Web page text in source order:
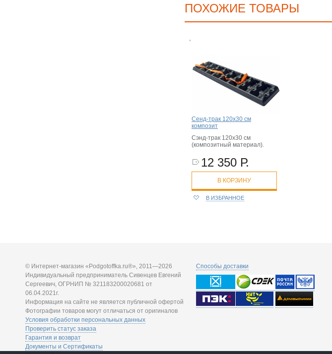
ПОХОЖИЕ ТОВАРЫ
Сенд-трак 120x30 см
композит
Сэнд-трак 120x30 см
(композитный материал).
12 350 Р.
В КОРЗИНУ
В ИЗБРАННОЕ
© Интернет-магазин «Podgotoffka.ru®», 2011—2026
Индивидуальный предприниматель Сивенцев Евгений
Сергеевич, ОГРНИП № 321183200020681 от
06.04.2021г.
Информация на сайте не является публичной офертой
Фотографии товаров могут отличаться от оригиналов
Условия обработки персональных данных
Проверить статус заказа
Гарантия и возврат
Документы и Сертификаты
Способы доставки